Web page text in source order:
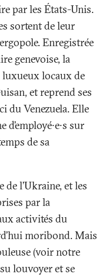
par les États-Unis.
sortent de leur
Enregistrée
genevoise, la
luxueux locaux de
et reprend ses
du Venezuela. Elle
sur
de sa
l’Ukraine, et les
par la
activités du
moribond. Mais
(voir notre
louvoyer et se